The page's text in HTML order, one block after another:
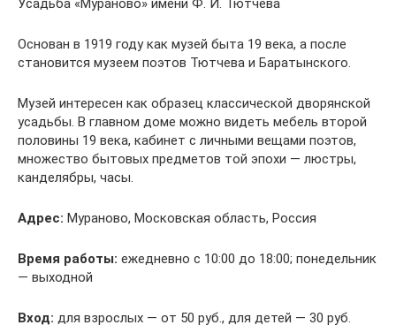
Усадьба «Мураново» имени Ф. И. Тютчева
Основан в 1919 году как музей быта 19 века, а после
становится музеем поэтов Тютчева и Баратынского.
Музей интересен как образец классической дворянской
усадьбы. В главном доме можно видеть мебель второй
половины 19 века, кабинет с личными вещами поэтов,
множество бытовых предметов той эпохи — люстры,
канделябры, часы.
Адрес: Мураново, Московская область, Россия
Время работы: ежедневно с 10:00 до 18:00; понедельник
— выходной
Вход: для взрослых — от 50 руб., для детей — 30 руб.